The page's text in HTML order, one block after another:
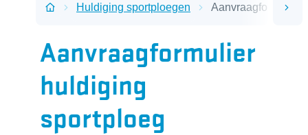
Startpagina
Huldiging sportploegen Aanvraagformulier
Aanvraagformulier
huldiging
sportploeg